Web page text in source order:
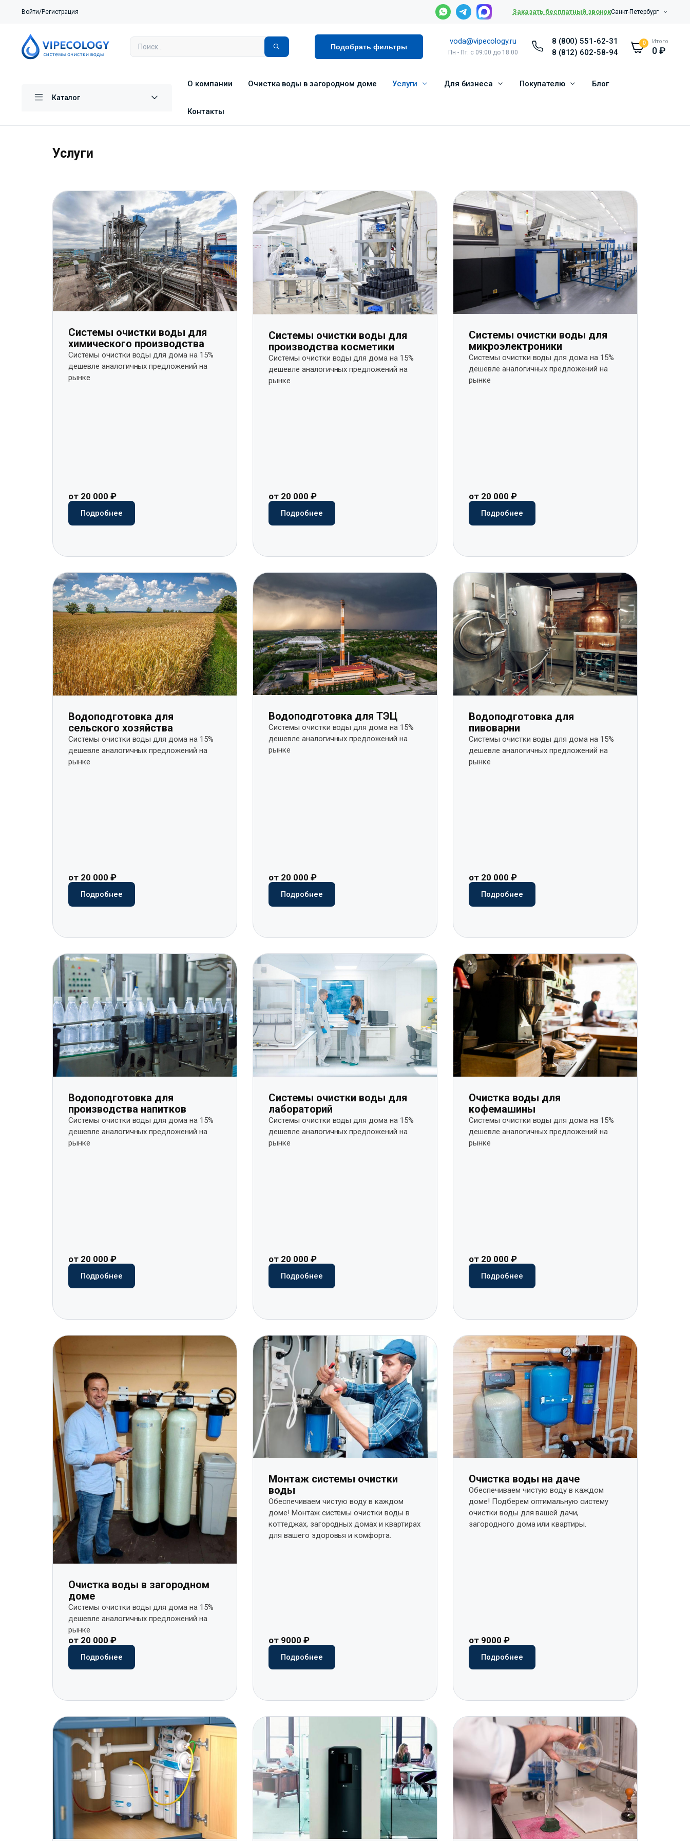
Войти/Регистрация Заказать бесплатный звонокСанкт-Петербург
Подобрать фильтры
voda@vipecology.ru
Пн - Пт: с 09:00 до 18:00
8 (800) 551-62-31
8 (812) 602-58-94
0 Итого
0₽
Каталог
О компании Очистка воды в загородном доме Услуги Для бизнеса Покупателю Блог
Контакты
Услуги
Системы очистки воды для
химического производства
Системы очистки воды для дома на 15%
дешевле аналогичных предложений на
рынке​
от 20 000 ₽
Подробнее
Системы очистки воды для
производства косметики
Системы очистки воды для дома на 15%
дешевле аналогичных предложений на
рынке​
от 20 000 ₽
Подробнее
Системы очистки воды для
микроэлектроники
Системы очистки воды для дома на 15%
дешевле аналогичных предложений на
рынке​
от 20 000 ₽
Подробнее
Водоподготовка для
сельского хозяйства
Системы очистки воды для дома на 15%
дешевле аналогичных предложений на
рынке​
от 20 000 ₽
Подробнее
Водоподготовка для ТЭЦ
Системы очистки воды для дома на 15%
дешевле аналогичных предложений на
рынке​
от 20 000 ₽
Подробнее
Водоподготовка для
пивоварни
Системы очистки воды для дома на 15%
дешевле аналогичных предложений на
рынке​
от 20 000 ₽
Подробнее
Водоподготовка для
производства напитков
Системы очистки воды для дома на 15%
дешевле аналогичных предложений на
рынке​
от 20 000 ₽
Подробнее
Системы очистки воды для
лабораторий
Системы очистки воды для дома на 15%
дешевле аналогичных предложений на
рынке​
от 20 000 ₽
Подробнее
Очистка воды для
кофемашины
Системы очистки воды для дома на 15%
дешевле аналогичных предложений на
рынке​
от 20 000 ₽
Подробнее
Очистка воды в загородном
доме
Системы очистки воды для дома на 15%
дешевле аналогичных предложений на
рынке​
от 20 000 ₽
Подробнее
Монтаж системы очистки
воды
Обеспечиваем чистую воду в каждом
доме! Монтаж системы очистки воды в
коттеджах, загородных домах и квартирах
для вашего здоровья и комфорта.
от 9000 ₽
Подробнее
Очистка воды на даче
Обеспечиваем чистую воду в каждом
доме! Подберем оптимальную систему
очистки воды для вашей дачи,
загородного дома или квартиры.
от 9000 ₽
Подробнее